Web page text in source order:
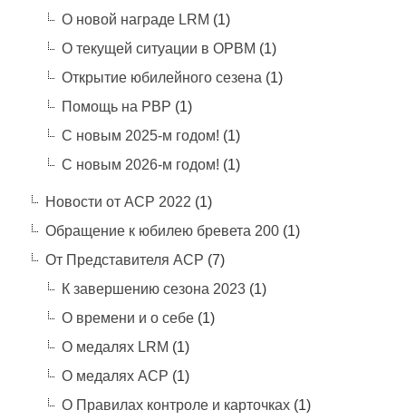
О новой награде LRM (1)
О текущей ситуации в ОРВМ (1)
Открытие юбилейного сезена (1)
Помощь на РВР (1)
С новым 2025-м годом! (1)
С новым 2026-м годом! (1)
Новости от АСР 2022 (1)
Обращение к юбилею бревета 200(1)
От Представителя АСР (7)
К завершению сезона 2023(1)
О времени и о себе(1)
О медалях LRM (1)
О медалях АСР (1)
О Правилах контроле и карточках(1)